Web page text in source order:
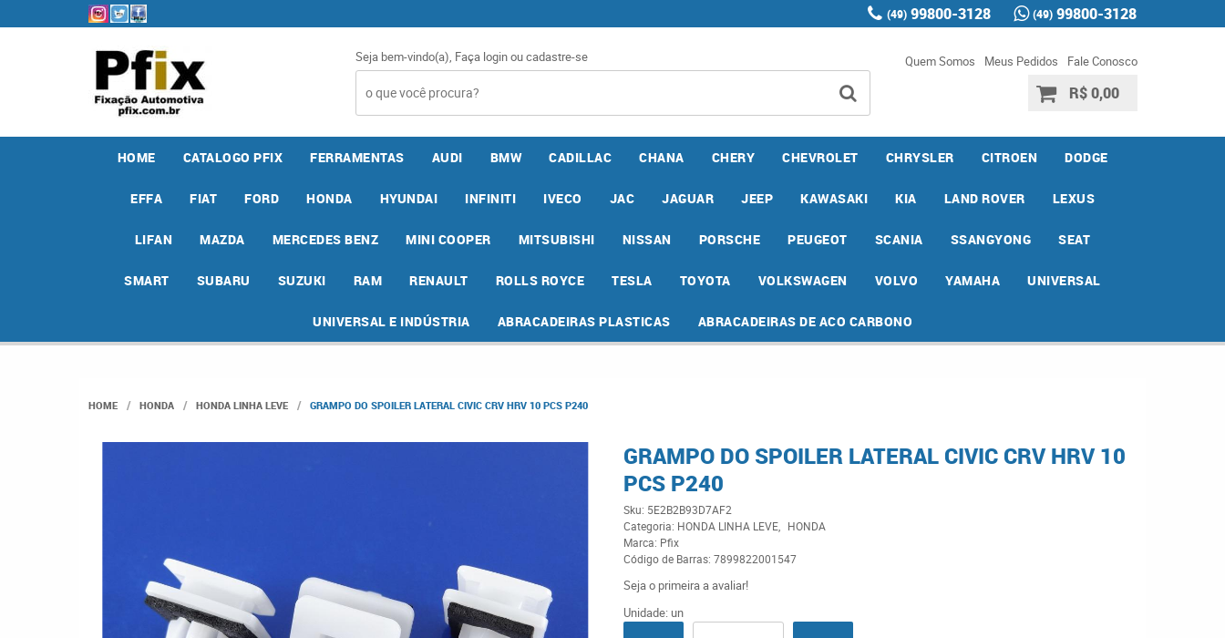
(49) 99800-3128 (49) 99800-3128
Seja bem-vindo(a), Faça loginoucadastre-se Quem Somos Meus Pedidos Fale Conosco
R$ 0,00
HOME CATALOGO PFIX FERRAMENTAS AUDI BMW CADILLAC CHANA CHERY CHEVROLET CHRYSLER CITROEN DODGE
EFFA FIAT FORD HONDA HYUNDAI INFINITI IVECO JAC JAGUAR JEEP KAWASAKI KIA LAND ROVER LEXUS
LIFAN MAZDA MERCEDES BENZ MINI COOPER MITSUBISHI NISSAN PORSCHE PEUGEOT SCANIA SSANGYONG SEAT
SMART SUBARU SUZUKI RAM RENAULT ROLLS ROYCE TESLA TOYOTA VOLKSWAGEN VOLVO YAMAHA UNIVERSAL
UNIVERSAL E INDÚSTRIA ABRACADEIRAS PLASTICAS ABRACADEIRAS DE ACO CARBONO
HOME HONDA HONDA LINHA LEVE GRAMPO DO SPOILER LATERAL CIVIC CRV HRV 10 PCS P240
GRAMPO DO SPOILER LATERAL CIVIC CRV HRV 10
PCS P240
Sku: 5E2B2B93D7AF2
Categoria: HONDA LINHA LEVE
HONDA
Marca: Pfix
Código de Barras: 7899822001547
Seja o primeira a avaliar!
Unidade: un